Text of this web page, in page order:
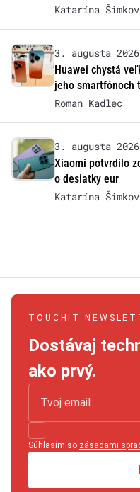
Katarína
3. augusta 2026
Huawei chystá
jeho smartfónoch
Roman Kadlec
3. augusta 2026
Xiaomi potvrdilo
o desiatky eur
Katarína
TOUCHIT
Dostávaj
ako prvý.
Súhlasím so zásadami